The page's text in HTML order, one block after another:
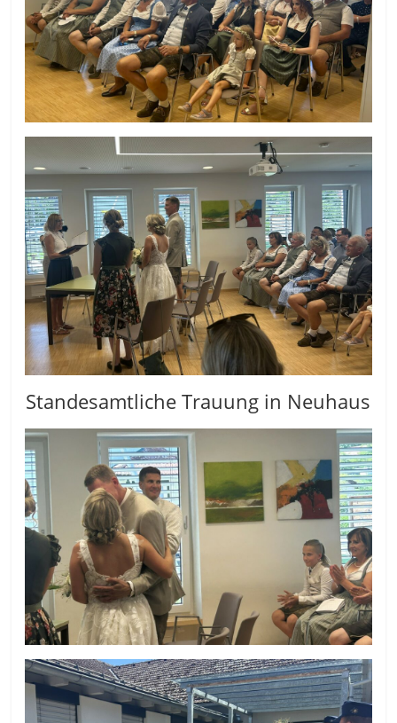
Standesamtliche Trauung in Neuhaus